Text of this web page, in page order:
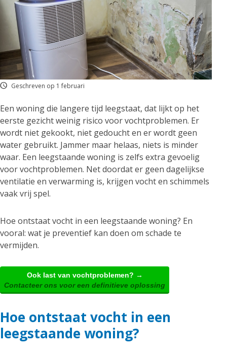
Geschreven op 1 februari
Een woning die langere tijd leegstaat, dat lijkt op het
eerste gezicht weinig risico voor vochtproblemen. Er
wordt niet gekookt, niet gedoucht en er wordt geen
water gebruikt. Jammer maar helaas, niets is minder
waar. Een leegstaande woning is zelfs extra gevoelig
voor vochtproblemen. Net doordat er geen dagelijkse
ventilatie en verwarming is, krijgen vocht en schimmels
vaak vrij spel.
Hoe ontstaat vocht in een leegstaande woning? En
vooral: wat je preventief kan doen om schade te
vermijden.
Ook last van vochtproblemen? →
Contacteer ons voor een definitieve oplossing
Hoe ontstaat vocht in een
leegstaande woning?